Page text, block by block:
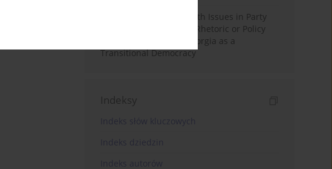
The Politicisation of Youth Issues in Party
Programmes: Symbolic Rhetoric or Policy
Priority? The Case of Georgia as a
Transitional Democracy
Indeksy
Indeks słów kluczowych
Indeks dziedzin
Indeks autorów